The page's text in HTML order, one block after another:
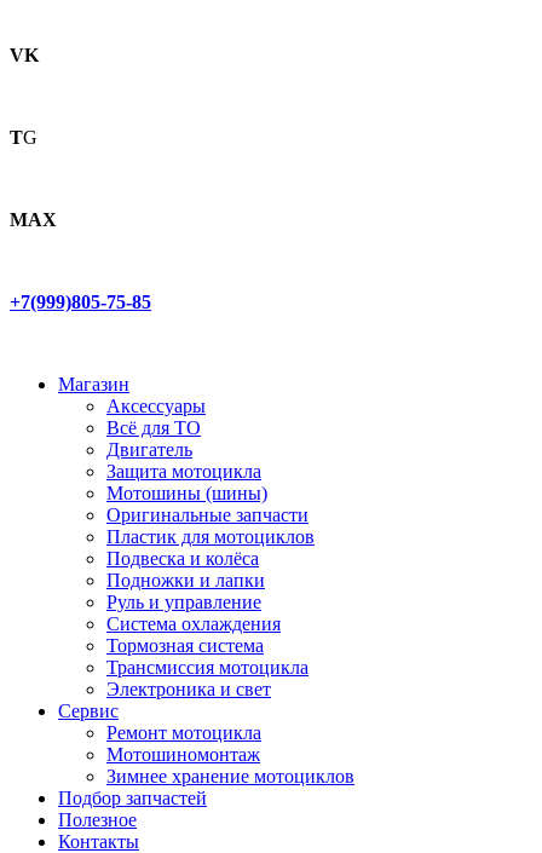
VK
TG
MAX
+7(999)805-75-85
Магазин
Аксессуары
Всё для ТО
Двигатель
Защита мотоцикла
Мотошины (шины)
Оригинальные запчасти
Пластик для мотоциклов
Подвеска и колёса
Подножки и лапки
Руль и управление
Система охлаждения
Тормозная система
Трансмиссия мотоцикла
Электроника и свет
Сервис
Ремонт мотоцикла
Мотошиномонтаж
Зимнее хранение мотоциклов
Подбор запчастей
Полезное
Контакты